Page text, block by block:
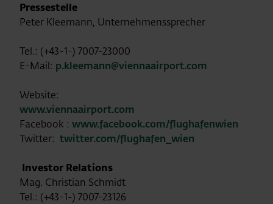
Pressestelle
Peter Kleemann, Unternehmenssprecher
Tel.: (+43-1-) 7007-23000
E-Mail: p.kleemann@viennaairport.com
Website:
www.viennaairport.com
Facebook : www.facebook.com/flughafenwien
Twitter: twitter.com/flughafen_wien
Investor Relations
Mag. Christian Schmidt
Tel.: (+43-1-) 7007-23126